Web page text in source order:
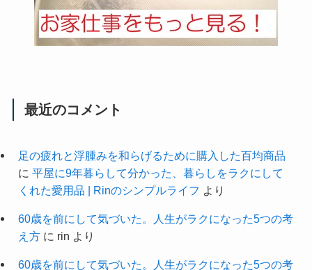
最近のコメント
足の疲れと浮腫みを和らげるために購入した百均商品
に 平屋に9年暮らして分かった、暮らしをラクにして
くれた愛用品 | Rinのシンプルライフ より
60歳を前にして気づいた。人生がラクになった5つの考
え方に rin より
60歳を前にして気づいた。人生がラクになった5つの考